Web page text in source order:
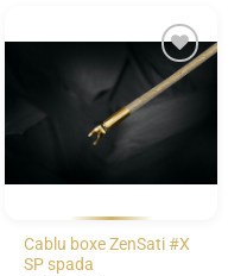
WISHLIST
Cablu boxe ZenSati #X
SP spada